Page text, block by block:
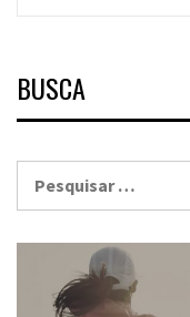
BUSCA
por: